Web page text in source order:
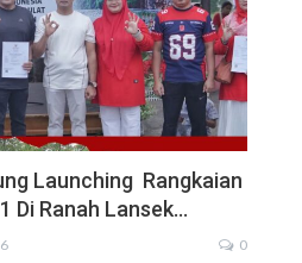
Launching Rangkaian
Di Ranah Lansek…
0